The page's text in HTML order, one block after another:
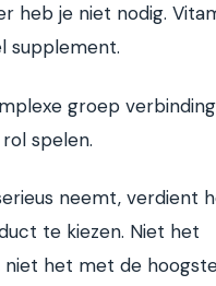
heb je niet nodig.
supplement.
groep
spelen.
neemt, verdient
te kiezen. Niet het
niet het met de